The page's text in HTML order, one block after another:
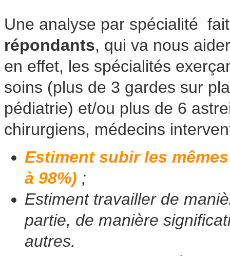
Une analyse par spécialité
répondants, qui va nous
en effet, les spécialités
soins (plus de 3 gardes sur
pédiatrie) et/ou plus de 6
chirurgiens, médecins
Estiment subir les
à 98%) ;
Estiment travailler de
partie, de manière
autres.